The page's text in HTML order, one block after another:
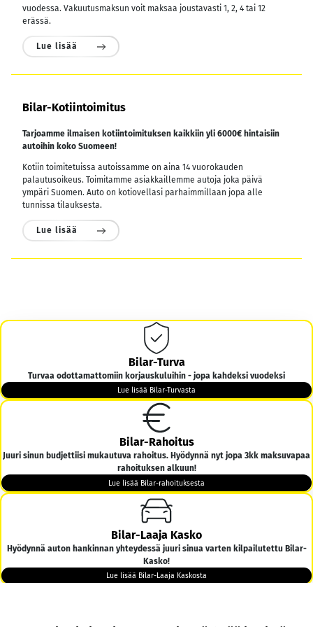
vuodessa. Vakuutusmaksun voit maksaa joustavasti 1, 2, 4 tai 12
erässä.
Lue lisää
Bilar-Kotiintoimitus
Tarjoamme ilmaisen kotiintoimituksen kaikkiin yli 6000€ hintaisiin
autoihin koko Suomeen!
Kotiin toimitetuissa autoissamme on aina 14 vuorokauden
palautusoikeus. Toimitamme asiakkaillemme autoja joka päivä
ympäri Suomen. Auto on kotiovellasi parhaimmillaan jopa alle
tunnissa tilauksesta.
Lue lisää
Bilar-Turva
Turvaa odottamattomiin korjauskuluihin - jopa kahdeksi vuodeksi
Lue lisää Bilar-Turvasta
Bilar-Rahoitus
Juuri sinun budjettiisi mukautuva rahoitus. Hyödynnä nyt jopa 3kk maksuvapaa
rahoituksen alkuun!
Lue lisää Bilar-rahoituksesta
Bilar-Laaja Kasko
Hyödynnä auton hankinnan yhteydessä juuri sinua varten kilpailutettu Bilar-
Kasko!
Lue lisää Bilar-Laaja Kaskosta